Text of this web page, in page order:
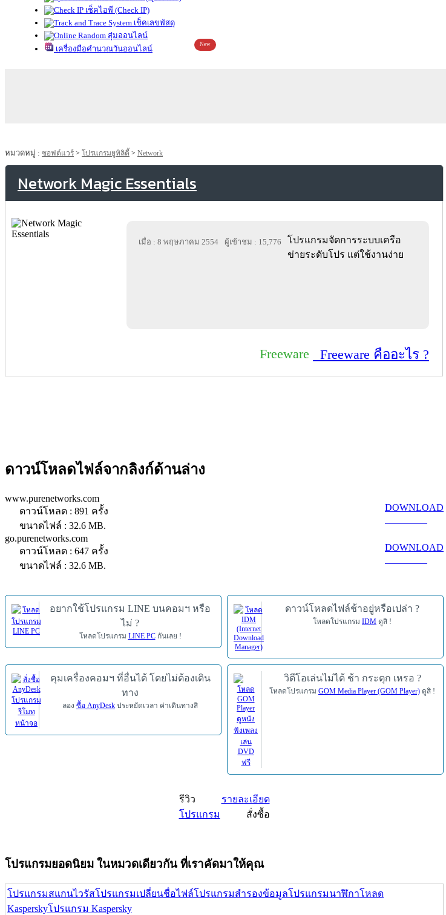
เช็คไอพี (Check IP)
เช็คเลขพัสดุ
สุ่มออนไลน์
เครื่องมือคำนวณวันออนไลน์
New
หมวดหมู่ : ซอฟต์แวร์ > โปรแกรมยูทิลิตี้ > Network
Network Magic Essentials
เมื่อ : 8 พฤษภาคม 2554 ผู้เข้าชม : 15,776
โปรแกรมจัดการระบบเครือ
ข่ายระดับโปร แต่ใช้งานง่าย
Freeware Freeware คืออะไร ?
ดาวน์โหลดไฟล์จากลิงก์ด้านล่าง
www.purenetworks.com
ดาวน์โหลด : 891 ครั้ง
ขนาดไฟล์ : 32.6 MB.
DOWNLOAD
go.purenetworks.com
ดาวน์โหลด : 647 ครั้ง
ขนาดไฟล์ : 32.6 MB.
DOWNLOAD
อยากใช้โปรแกรม LINE บนคอมฯ หรือ
ไม่ ?
โหลดโปรแกรม LINE PCกันเลย !
ดาวน์โหลดไฟล์ช้าอยู่หรือเปล่า ?
โหลดโปรแกรม IDM ดูสิ !
คุมเครื่องคอมฯ ที่อื่นได้ โดยไม่ต้องเดิน
ทาง
ลอง ซื้อ AnyDesk ประหยัดเวลา ค่าเดินทางสิ
วิดีโอเล่นไม่ได้ ช้า กระตุก เหรอ ?
โหลดโปรแกรม GOM Media Player (GOM Player) ดูสิ !
รีวิว
รายละเอียด
โปรแกรม
สั่งซื้อ
โปรแกรมยอดนิยม ในหมวดเดียวกัน ที่เราคัดมาให้คุณ
โปรแกรมสแกนไวรัสโปรแกรมเปลี่ยนชื่อไฟล์โปรแกรมสำรองข้อมูลโปรแกรมนาฬิกาโหลด
Kasperskyโปรแกรม Kaspersky